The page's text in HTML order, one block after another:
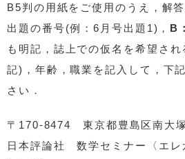
B5判の用紙をご使用のうえ，解
出題の番号(例：6月号出題1)， B
も明記，誌上での仮名を希望さ
記)，年齢，職業を記入して，下
さい．
〒170-8474 東京都豊島区南大
日本評論社 数学セミナー〈エレ